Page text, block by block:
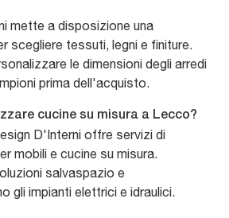
mette a disposizione una
scegliere tessuti, legni e finiture.
le dimensioni degli arredi
prima dell'acquisto.
cucine su misura a Lecco?
D'Interni offre servizi di
mobili e cucine su misura.
salvaspazio e
gli impianti elettrici e idraulici.